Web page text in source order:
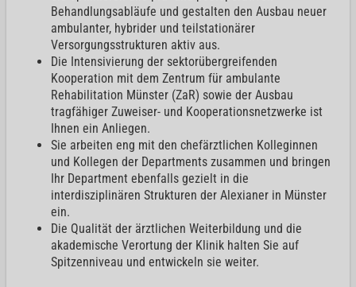
Behandlungsabläufe und gestalten den Ausbau neuer
ambulanter, hybrider und teilstationärer
Versorgungsstrukturen aktiv aus.
Die Intensivierung der sektorübergreifenden
Kooperation mit dem Zentrum für ambulante
Rehabilitation Münster (ZaR) sowie der Ausbau
tragfähiger Zuweiser- und Kooperationsnetzwerke ist
Ihnen ein Anliegen.
Sie arbeiten eng mit den chefärztlichen Kolleginnen
und Kollegen der Departments zusammen und bringen
Ihr Department ebenfalls gezielt in die
interdisziplinären Strukturen der Alexianer in Münster
ein.
Die Qualität der ärztlichen Weiterbildung und die
akademische Verortung der Klinik halten Sie auf
Spitzenniveau und entwickeln sie weiter.